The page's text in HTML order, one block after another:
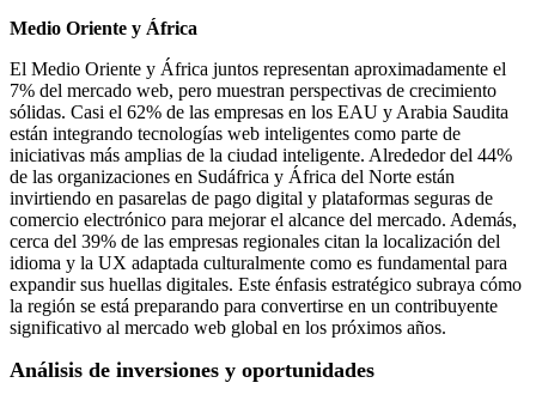
Medio Oriente y África
El Medio Oriente y África juntos representan aproximadamente el
7% del mercado web, pero muestran perspectivas de crecimiento
sólidas. Casi el 62% de las empresas en los EAU y Arabia Saudita
están integrando tecnologías web inteligentes como parte de
iniciativas más amplias de la ciudad inteligente. Alrededor del 44%
de las organizaciones en Sudáfrica y África del Norte están
invirtiendo en pasarelas de pago digital y plataformas seguras de
comercio electrónico para mejorar el alcance del mercado. Además,
cerca del 39% de las empresas regionales citan la localización del
idioma y la UX adaptada culturalmente como es fundamental para
expandir sus huellas digitales. Este énfasis estratégico subraya cómo
la región se está preparando para convertirse en un contribuyente
significativo al mercado web global en los próximos años.
Análisis de inversiones y oportunidades